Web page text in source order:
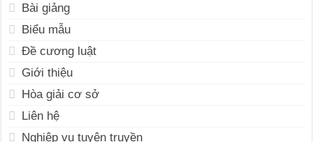
Bài giảng
Biểu mẫu
Đề cương luật
Giới thiệu
Hòa giải cơ sở
Liên hệ
Nghiệp vụ tuyên truyền